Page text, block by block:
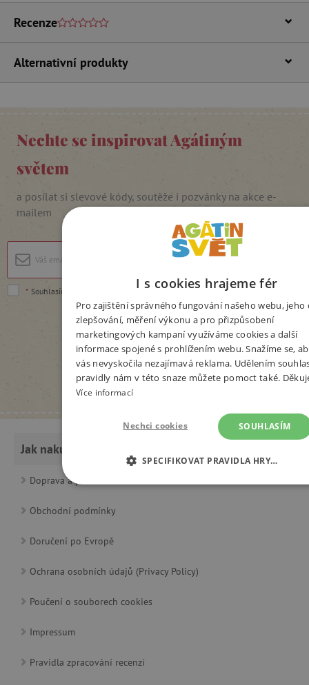
Recenze
Alternativní produkty
Nechte se inspirovat Agátiným
světem
a posílat si slevové kódy, soutěže i pozvánky na akce e-
mailem
Přihlásit se
* Souhlasím se zpracováním osobních údajů .
Jak nakupovat
Doprava a platba
Obchodní podmínky
Doručení po Evropě
Ochrana osobních údajů (Privacy Policy)
Poučení o souborech cookies
Impressum
Pravidla zpracování recenzí
I s cookies hrajeme fér
Pro zajištění správného fungování našeho webu, jeho
zlepšování, měření výkonu a pro přizpůsobení
marketingových kampaní využíváme cookies a další
informace spojené s prohlížením webu. Snažíme se,
vás nevyskočila nezajímavá reklama. Udělením
pravidly nám v této snaze můžete pomoct také.
Více informací
SOUHLASÍM
Nechci cookies
SPECIFIKOVAT PRAVIDLA HRY…
NEZBYTNĚ NUTNÉ COOKIES